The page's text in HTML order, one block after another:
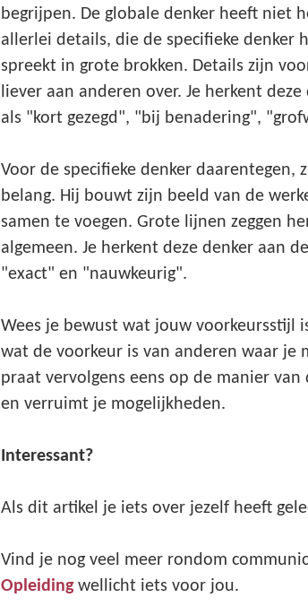
begrijpen. De globale denker heeft niet
allerlei details, die de specifieke denker
spreekt in grote brokken. Details zijn
liever aan anderen over. Je herkent
als "kort gezegd", "bij benadering",
Voor de specifieke denker daarentegen,
belang. Hij bouwt zijn beeld van de
samen te voegen. Grote lijnen zeggen
algemeen. Je herkent deze denker aan
"exact" en "nauwkeurig".
Wees je bewust wat jouw voorkeursstijl
wat de voorkeur is van anderen waar je
praat vervolgens eens op de manier
en verruimt je mogelijkheden.
Interessant?
Als dit artikel je iets over jezelf heeft
Vind je nog veel meer rondom
Opleidingwellicht iets voor jou.